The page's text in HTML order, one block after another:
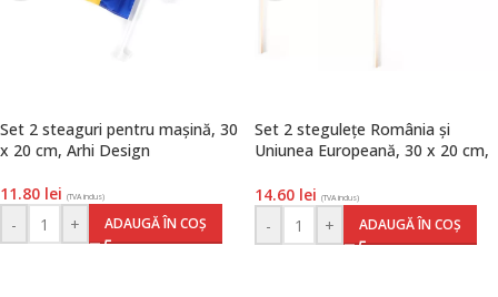
Set 2 steaguri pentru mașină, 30
x 20 cm, Arhi Design
11.80 lei (TVA inclus)
- + ADAUGĂ ÎN COȘ
Set 2 stegulețe România și
Uniunea Europeană, 30 x 20 cm,
14.60 lei (TVA inclus)
- + ADAUGĂ ÎN COȘ